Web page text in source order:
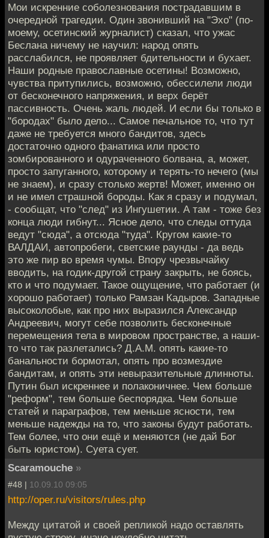
Мои искренние соболезнования пострадавшим в
очередной трагедии. Один звонивший на "Эхо" (по-
моему, осетинский журналист) сказал, что ужас
Беслана ничему не научил: народ опять
расслабился, не проявляет бдительности и бухает.
Наши родные православные осетины! Возможно,
чувства притупились, возможно, обессилели люди
от бесконечного напряжения, и верх берёт
пассивность. Очень жаль людей. И если бы только в
"бородах" было дело... Самое печальное то, что тут
даже не требуется много бандитов, здесь
достаточно одного фанатика или просто
зомбированного и одураченного болвана, а, может,
просто запуганного, которому и терять-то нечего (мы
не знаем), и сразу столько жертв! Может, именно он
и не имел страшной бороды. Как я сразу и подумал,
- сообщат, что "след" из Ингушетии. А там - тоже без
конца люди гибнут... Ясное дело, что следы оттуда
ведут "сюда", а отсюда "туда". Кругом какие-то
ВАЛДАИ, автопробеги, светские раунды - да ведь
это же пир во время чумы. Впору чрезвычайку
вводить, на годик-другой страну закрыть, не боясь,
кто и что подумает. Такое ощущение, что работает (и
хорошо работает) только Рамзан Кадыров. Западные
высоколобые, как про них выразился Александр
Андреевич, могут себе позволить бесконечные
перемещения тела в мировом пространстве, а наши-
то что так разлетались? Д.А.М. опять какие-то
банальности бормотал, опять про возмездие
бандитам, и опять эти невыразительные длинноты.
Путин был искреннее и полаконичнее. Чем больше
"реформ", тем больше беспорядка. Чем больше
статей и параграфов, тем меньше ясности, тем
меньше надежды на то, что законы будут работать.
Тем более, что они ещё и меняются (не дай Бог
быть юристом). Суета сует.
Scaramouche »
#48 | 10.09.10 09:05
http://oper.ru/visitors/rules.php
Между цитатой и своей репликой надо оставлять